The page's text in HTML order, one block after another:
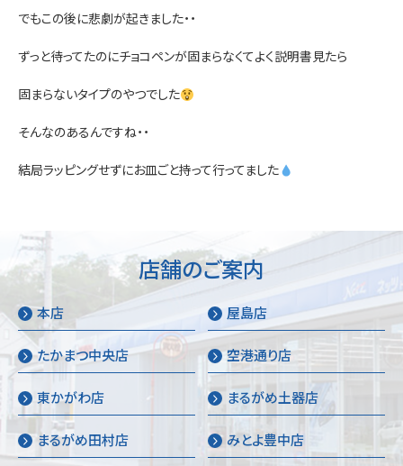
でもこの後に悲劇が起きました・・
ずっと待ってたのにチョコペンが固まらなくてよく説明書見たら
固まらないタイプのやつでした
そんなのあるんですね・・
結局ラッピングせずにお皿ごと持って行ってました
店舗のご案内
本店 屋島店
たかまつ中央店 空港通り店
東かがわ店 まるがめ土器店
まるがめ田村店 みとよ豊中店